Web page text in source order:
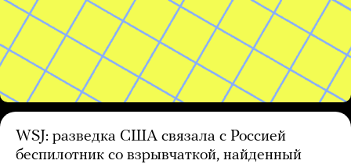
WSJ: разведка США связала с Россией
беспилотник со взрывчаткой, найденный